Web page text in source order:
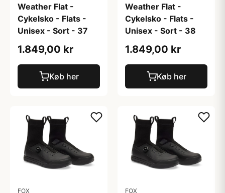
Weather Flat -
Cykelsko - Flats -
Unisex - Sort - 37
1.849,00 kr
Køb her
Weather Flat -
Cykelsko - Flats -
Unisex - Sort - 38
1.849,00 kr
Køb her
FOX FOX